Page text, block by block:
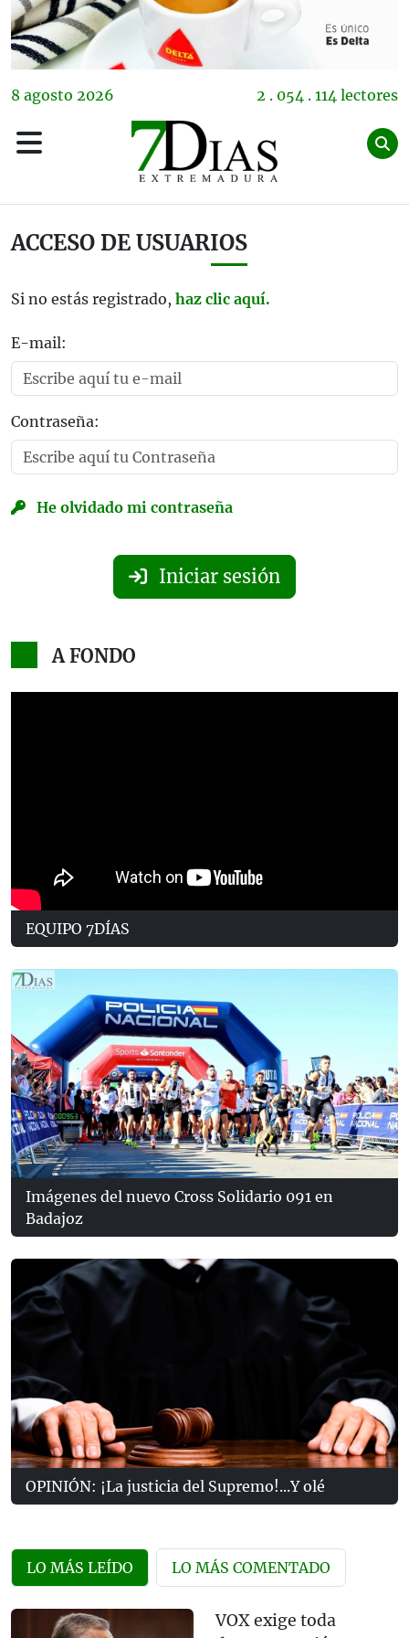
8 agosto 2026 2 . 054 . 114 lectores
ACCESO DE USUARIOS
Si no estás registrado, haz clic aquí.
E-mail:
Contraseña:
He olvidado mi contraseña
Iniciar sesión
A FONDO
EQUIPO 7DÍAS
Imágenes del nuevo Cross Solidario 091 en
Badajoz
OPINIÓN: ¡La justicia del Supremo!...Y olé
LO MÁS LEÍDO LO MÁS COMENTADO
VOX exige toda